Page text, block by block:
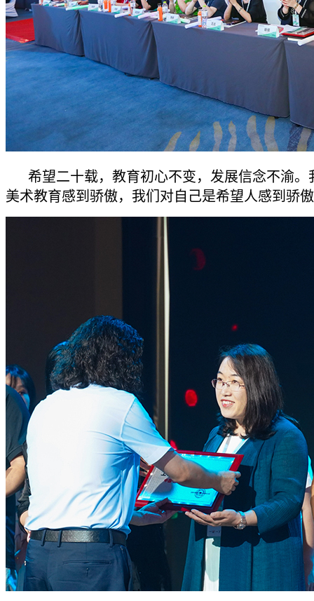
希望二十载，教育初心不变，发展信念不渝。
美术教育感到骄傲，我们对自己是希望人感到骄